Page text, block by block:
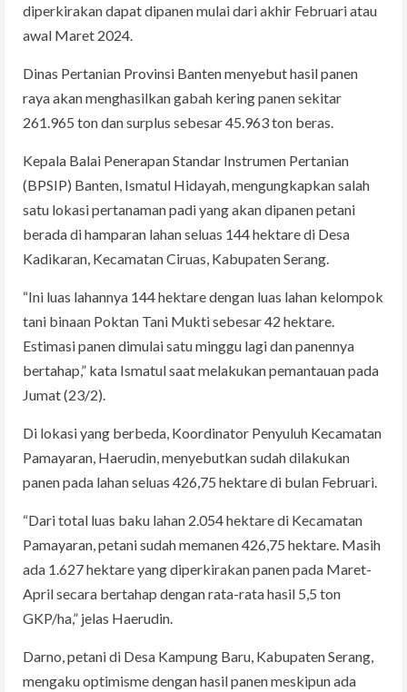
diperkirakan dapat dipanen mulai dari akhir Februari atau
awal Maret 2024.
Dinas Pertanian Provinsi Banten menyebut hasil panen
raya akan menghasilkan gabah kering panen sekitar
261.965 ton dan surplus sebesar 45.963 ton beras.
Kepala Balai Penerapan Standar Instrumen Pertanian
(BPSIP) Banten, Ismatul Hidayah, mengungkapkan salah
satu lokasi pertanaman padi yang akan dipanen petani
berada di hamparan lahan seluas 144 hektare di Desa
Kadikaran, Kecamatan Ciruas, Kabupaten Serang.
“Ini luas lahannya 144 hektare dengan luas lahan kelompok
tani binaan Poktan Tani Mukti sebesar 42 hektare.
Estimasi panen dimulai satu minggu lagi dan panennya
bertahap,” kata Ismatul saat melakukan pemantauan pada
Jumat (23/2).
Di lokasi yang berbeda, Koordinator Penyuluh Kecamatan
Pamayaran, Haerudin, menyebutkan sudah dilakukan
panen pada lahan seluas 426,75 hektare di bulan Februari.
“Dari total luas baku lahan 2.054 hektare di Kecamatan
Pamayaran, petani sudah memanen 426,75 hektare. Masih
ada 1.627 hektare yang diperkirakan panen pada Maret-
April secara bertahap dengan rata-rata hasil 5,5 ton
GKP/ha,” jelas Haerudin.
Darno, petani di Desa Kampung Baru, Kabupaten Serang,
mengaku optimisme dengan hasil panen meskipun ada